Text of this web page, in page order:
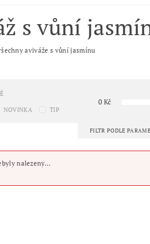
s vůní
aviváže s vůní jasmínu
NOVINKA TIP
0 Kč
FILTR PODLE
nalezeny...